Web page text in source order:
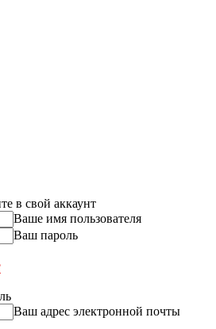
в свой аккаунт
Ваше имя пользователя
Ваш пароль
Ваш адрес электронной почты